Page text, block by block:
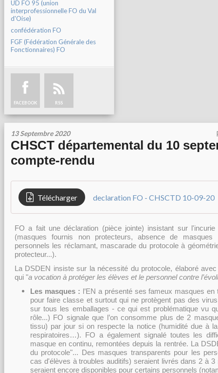
UD FO 95 (union
interprofessionnelle FO du Val
d'Oise)
confédération FO
FGF (Fédération Générale des
Fonctionnaires) FO
FACEBOOK RSS
13 Septembre 2020
CHSCT départemental du 10
compte-rendu
Télécharger declaration FO - CHSCTD 10-09-20
FO a fait une déclaration (pièce jointe) insistant sur l'incurie
(masques fournis non protecteurs, absence de
personnels les réclamant, mascarade du protocole à
protecteur...).
La DSDEN insiste sur la nécessité du protocole, élaboré
qui "a vocation à protéger les élèves et le personnel contre
Les masques : l’EN a présenté ses fameux masques
pour faire classe et surtout qui ne protègent pas des
sur tous les emballages - ce qui est problématique vu
rôle...) FO signale que l’on consomme plus de 2
tissu) par jour si on respecte la notice (humidité due à
respiratoires…). FO a également signalé toutes les
masque en continu, remontées depuis la rentrée. La
du protocole"... Des masques transparents pour les
cas d'élèves à troubles auditifs) seraient livrés dans 2 à
seraient encore disponibles pour certains personnels